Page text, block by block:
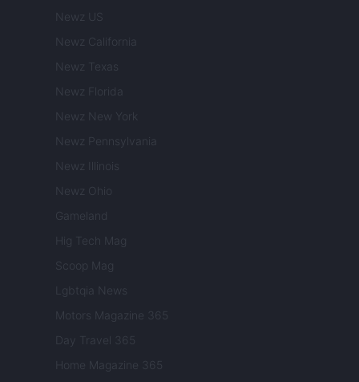
Newz US
Newz California
Newz Texas
Newz Florida
Newz New York
Newz Pennsylvania
Newz Illinois
Newz Ohio
Gameland
Hig Tech Mag
Scoop Mag
Lgbtqia News
Motors Magazine 365
Day Travel 365
Home Magazine 365